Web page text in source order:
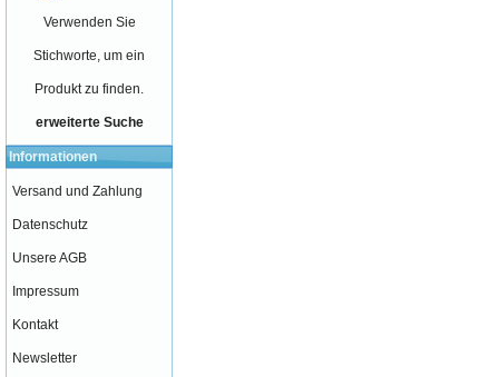
Verwenden Sie
Stichworte, um ein
Produkt zu finden.
erweiterte Suche
Informationen
Versand und Zahlung
Datenschutz
Unsere AGB
Impressum
Kontakt
Newsletter